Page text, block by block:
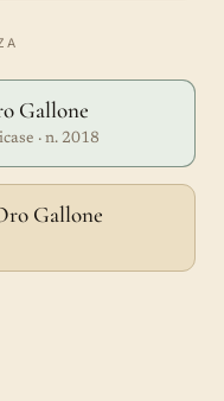
Gallone
· n. 2018
Gallone